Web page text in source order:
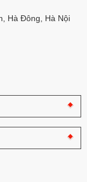
Hà Đông, Hà Nội